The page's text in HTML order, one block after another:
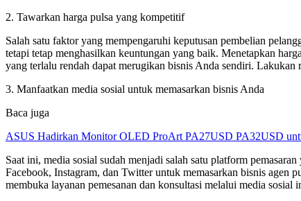
2. Tawarkan harga pulsa yang kompetitif
Salah satu faktor yang mempengaruhi keputusan pembelian
tetapi tetap menghasilkan keuntungan yang baik. Menetapkan
yang terlalu rendah dapat merugikan bisnis Anda sendiri.
3. Manfaatkan media sosial untuk memasarkan bisnis Anda
Baca juga
ASUS Hadirkan Monitor OLED ProArt PA27USD PA32USD
Saat ini, media sosial sudah menjadi salah satu platform
Facebook, Instagram, dan Twitter untuk memasarkan bisnis agen
membuka layanan pemesanan dan konsultasi melalui media